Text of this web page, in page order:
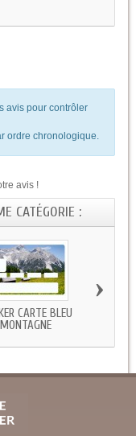
avis pour contrôler
ordre chronologique.
avis !
CATÉGORIE :
CARTE BLEU
MONTAGNE
›